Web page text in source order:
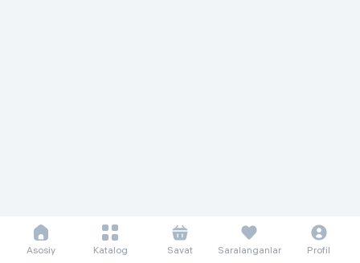
Asosiy Katalog Savat Saralanganlar Profil